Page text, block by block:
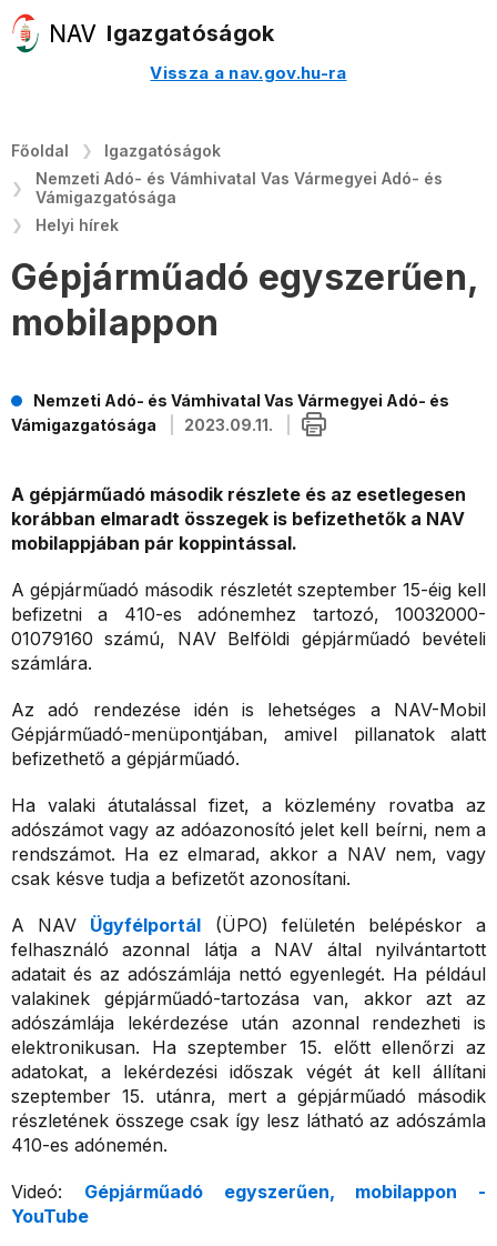
Igazgatóságok
Vissza a nav.gov.hu-ra
Főoldal
Igazgatóságok
Nemzeti Adó- és Vámhivatal Vas Vármegyei Adó- és
Vámigazgatósága
Helyi hírek
Gépjárműadó egyszerűen,
mobilappon
Nemzeti Adó- és Vámhivatal Vas Vármegyei Adó- és
Vámigazgatósága
2023.09.11.
A gépjárműadó második részlete és az esetlegesen
korábban elmaradt összegek is befizethetők a NAV
mobilappjában pár koppintással.
A gépjárműadó második részletét szeptember 15-éig kell
befizetni a 410-es adónemhez tartozó, 10032000-
01079160 számú, NAV Belföldi gépjárműadó bevételi
számlára.
Az adó rendezése idén is lehetséges a NAV-Mobil
Gépjárműadó-menüpontjában, amivel pillanatok alatt
befizethető a gépjárműadó.
Ha valaki átutalással fizet, a közlemény rovatba az
adószámot vagy az adóazonosító jelet kell beírni, nem a
rendszámot. Ha ez elmarad, akkor a NAV nem, vagy
csak késve tudja a befizetőt azonosítani.
A NAV Ügyfélportál (ÜPO) felületén belépéskor a
felhasználó azonnal látja a NAV által nyilvántartott
adatait és az adószámlája nettó egyenlegét. Ha például
valakinek gépjárműadó-tartozása van, akkor azt az
adószámlája lekérdezése után azonnal rendezheti is
elektronikusan. Ha szeptember 15. előtt ellenőrzi az
adatokat, a lekérdezési időszak végét át kell állítani
szeptember 15. utánra, mert a gépjárműadó második
részletének összege csak így lesz látható az adószámla
410-es adónemén.
Videó: Gépjárműadó egyszerűen, mobilappon -
YouTube